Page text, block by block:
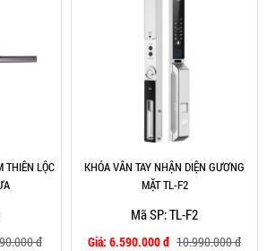
THIÊN LỘC
đ
KHÓA VÂN TAY NHẬN DIỆN GƯƠNG
MẶT TL-F2
Mã SP: TL-F2
Giá: 6.590.000 đ 10.990.000 đ